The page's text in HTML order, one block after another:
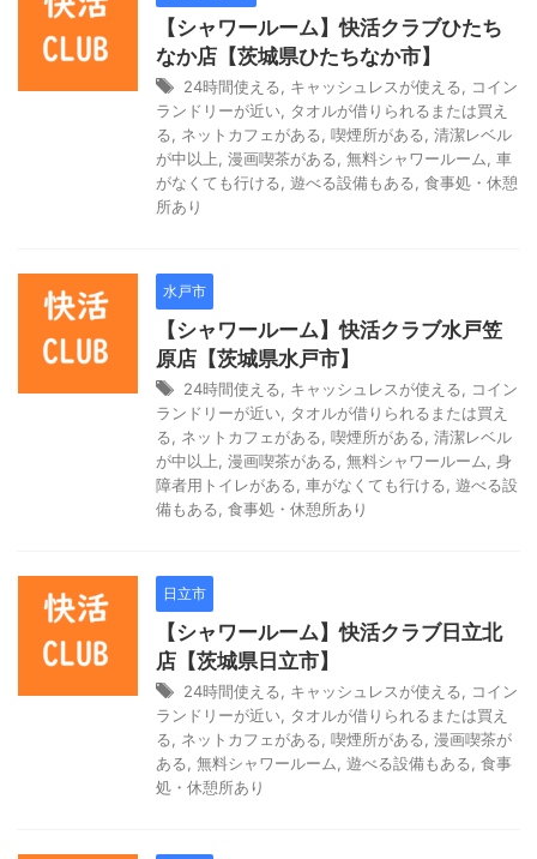
【シャワールーム】快活クラブひたち
なか店【茨城県ひたちなか市】
24時間使える, キャッシュレスが使える, コイン
ランドリーが近い, タオルが借りられるまたは買え
る, ネットカフェがある, 喫煙所がある, 清潔レベル
が中以上, 漫画喫茶がある, 無料シャワールーム, 車
がなくても行ける, 遊べる設備もある, 食事処・休憩
所あり
水戸市
【シャワールーム】快活クラブ水戸笠
原店【茨城県水戸市】
24時間使える, キャッシュレスが使える, コイン
ランドリーが近い, タオルが借りられるまたは買え
る, ネットカフェがある, 喫煙所がある, 清潔レベル
が中以上, 漫画喫茶がある, 無料シャワールーム, 身
障者用トイレがある, 車がなくても行ける, 遊べる設
備もある, 食事処・休憩所あり
日立市
【シャワールーム】快活クラブ日立北
店【茨城県日立市】
24時間使える, キャッシュレスが使える, コイン
ランドリーが近い, タオルが借りられるまたは買え
る, ネットカフェがある, 喫煙所がある, 漫画喫茶が
ある, 無料シャワールーム, 遊べる設備もある, 食事
処・休憩所あり